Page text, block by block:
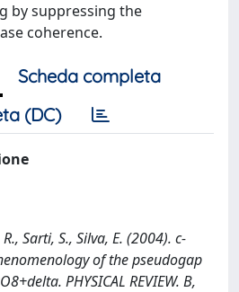
by suppressing the
coherence.
Scheda completa
(DC)
Sarti, S., Silva, E. (2004). c-
of the pseudogap
PHYSICAL REVIEW. B,